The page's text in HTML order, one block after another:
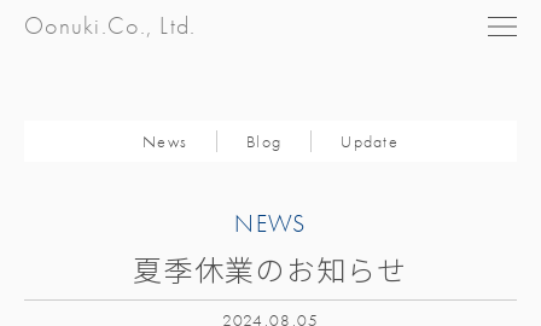
Oonuki.Co., Ltd.
News Blog Update
NEWS
夏季休業のお知らせ
2024.08.05